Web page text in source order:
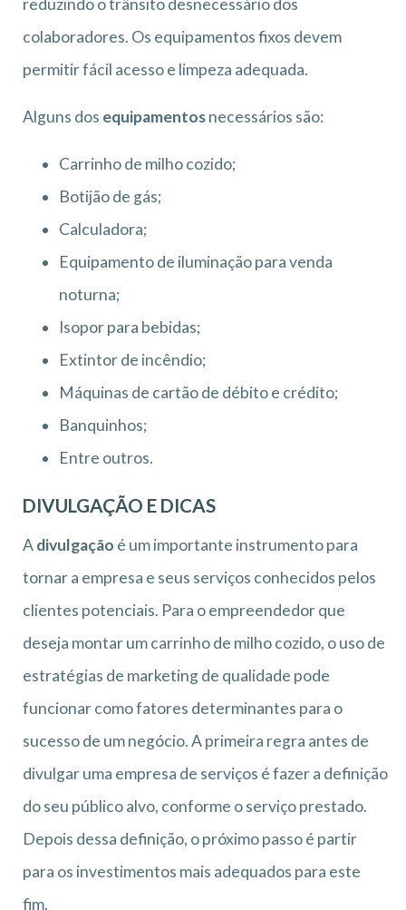
reduzindo o trânsito desnecessário dos
colaboradores. Os equipamentos fixos devem
permitir fácil acesso e limpeza adequada.
Alguns dos equipamentosnecessários são:
Carrinho de milho cozido;
Botijão de gás;
Calculadora;
Equipamento de iluminação para venda
noturna;
Isopor para bebidas;
Extintor de incêndio;
Máquinas de cartão de débito e crédito;
Banquinhos;
Entre outros.
DIVULGAÇÃO E DICAS
Adivulgação é um importante instrumento para
tornar a empresa e seus serviços conhecidos pelos
clientes potenciais. Para o empreendedor que
deseja montar um carrinho de milho cozido, o uso de
estratégias de marketing de qualidade pode
funcionar como fatores determinantes para o
sucesso de um negócio. A primeira regra antes de
divulgar uma empresa de serviços é fazer a definição
do seu público alvo, conforme o serviço prestado.
Depois dessa definição, o próximo passo é partir
para os investimentos mais adequados para este
fim.